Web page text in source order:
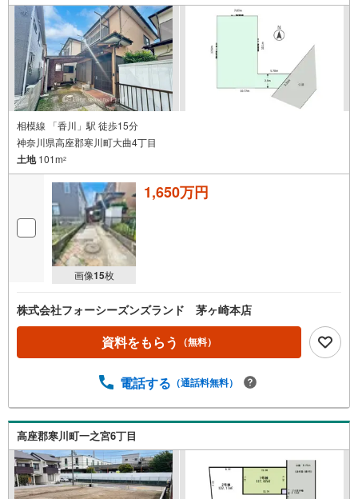
相模線 「香川」駅 徒歩15分
神奈川県高座郡寒川町大曲4丁目
土地101m2
画像15枚
1,650万円
株式会社フォーシーズンズランド 茅ヶ崎本店
資料をもらう （無料）
電話する （通話料無料）
高座郡寒川町一之宮6丁目